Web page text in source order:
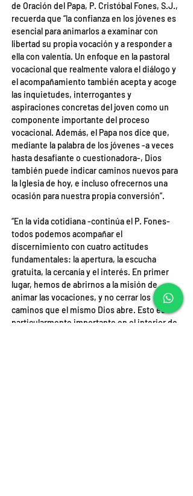
de Oración del Papa, P. Cristóbal Fones, S.J.,
recuerda que “la confianza en los jóvenes es
esencial para animarlos a examinar con
libertad su propia vocación y a responder a
ella con valentía. Un enfoque en la pastoral
vocacional que realmente valora el diálogo y
el acompañamiento también acepta y acoge
las inquietudes, interrogantes y
aspiraciones concretas del joven como un
componente importante del proceso
vocacional. Además, el Papa nos dice que,
mediante la palabra de los jóvenes -a veces
hasta desafiante o cuestionadora-, Dios
también puede indicar caminos nuevos para
la Iglesia de hoy, e incluso ofrecernos una
ocasión para nuestra propia conversión”.
“En la vida cotidiana -continúa el P. Fones-
todos podemos acompañar el
discernimiento con cuatro actitudes
fundamentales: la apertura, la escucha
gratuita, la cercanía y el interés. En primer
lugar, hemos de abrirnos a la misión de
animar las vocaciones, y no cerrar los
caminos que el mismo Dios abre. Esto es
particularmente importante en el interior de